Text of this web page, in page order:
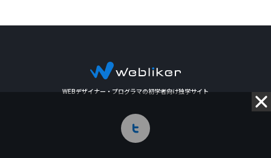
WEBデザイナー・プログラマの初学者向け独学サイト
Twitter